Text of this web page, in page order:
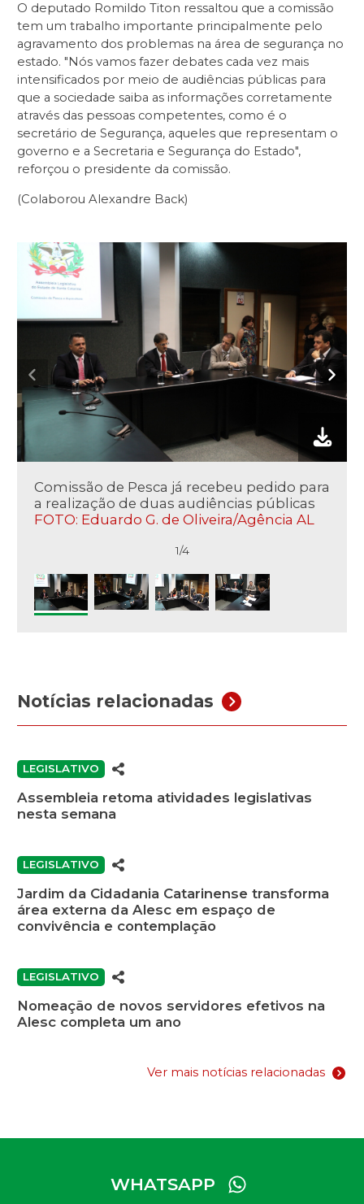
O deputado Romildo Titon ressaltou que a comissão
tem um trabalho importante principalmente pelo
agravamento dos problemas na área de segurança no
estado. "Nós vamos fazer debates cada vez mais
intensificados por meio de audiências públicas para
que a sociedade saiba as informações corretamente
através das pessoas competentes, como é o
secretário de Segurança, aqueles que representam o
governo e a Secretaria e Segurança do Estado",
reforçou o presidente da comissão.
(Colaborou Alexandre Back)
Comissão de Pesca já recebeu pedido para
a realização de duas audiências públicas
FOTO: Eduardo G. de Oliveira/Agência AL
1/4
Notícias relacionadas
LEGISLATIVO
Assembleia retoma atividades legislativas
nesta semana
LEGISLATIVO
Jardim da Cidadania Catarinense transforma
área externa da Alesc em espaço de
convivência e contemplação
LEGISLATIVO
Nomeação de novos servidores efetivos na
Alesc completa um ano
Ver mais notícias relacionadas
WHATSAPP